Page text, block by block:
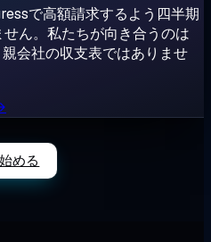
で高額請求するよう四半期
ん。私たちが向き合うのは
会社の収支表ではありませ
める